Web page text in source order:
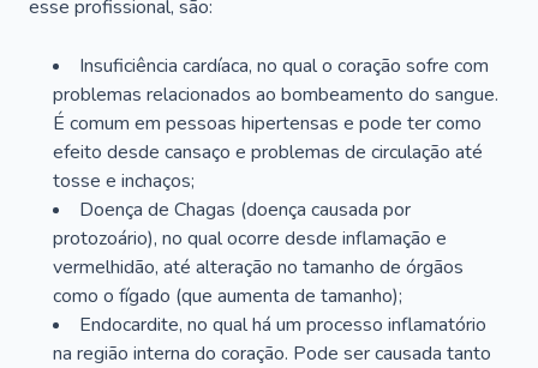
esse profissional, são:
Insuficiência cardíaca, no qual o coração sofre com
problemas relacionados ao bombeamento do sangue.
É comum em pessoas hipertensas e pode ter como
efeito desde cansaço e problemas de circulação até
tosse e inchaços;
Doença de Chagas (doença causada por
protozoário), no qual ocorre desde inflamação e
vermelhidão, até alteração no tamanho de órgãos
como o fígado (que aumenta de tamanho);
Endocardite, no qual há um processo inflamatório
na região interna do coração. Pode ser causada tanto